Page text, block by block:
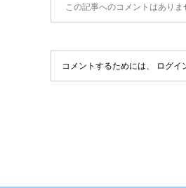
この記事へのコメントはありま
コメントするためには、 ログイ